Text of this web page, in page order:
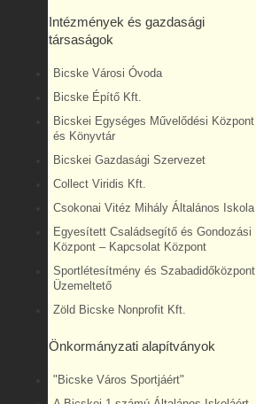
Intézmények és gazdasági
társaságok
Bicske Városi Óvoda
Bicske Építő Kft.
Bicskei Egységes Művelődési Központ
és Könyvtár
Bicskei Gazdasági Szervezet
Collect Viridis Kft.
Csokonai Vitéz Mihály Általános Iskola
Egyesített Családsegítő és Gondozási
Központ – Kapcsolat Központ
Sportlétesítmény és Szabadidőközpont
Üzemeltető
Zöld Bicske Nonprofit Kft.
Önkormányzati alapítványok
"Bicske Város Sportjáért"